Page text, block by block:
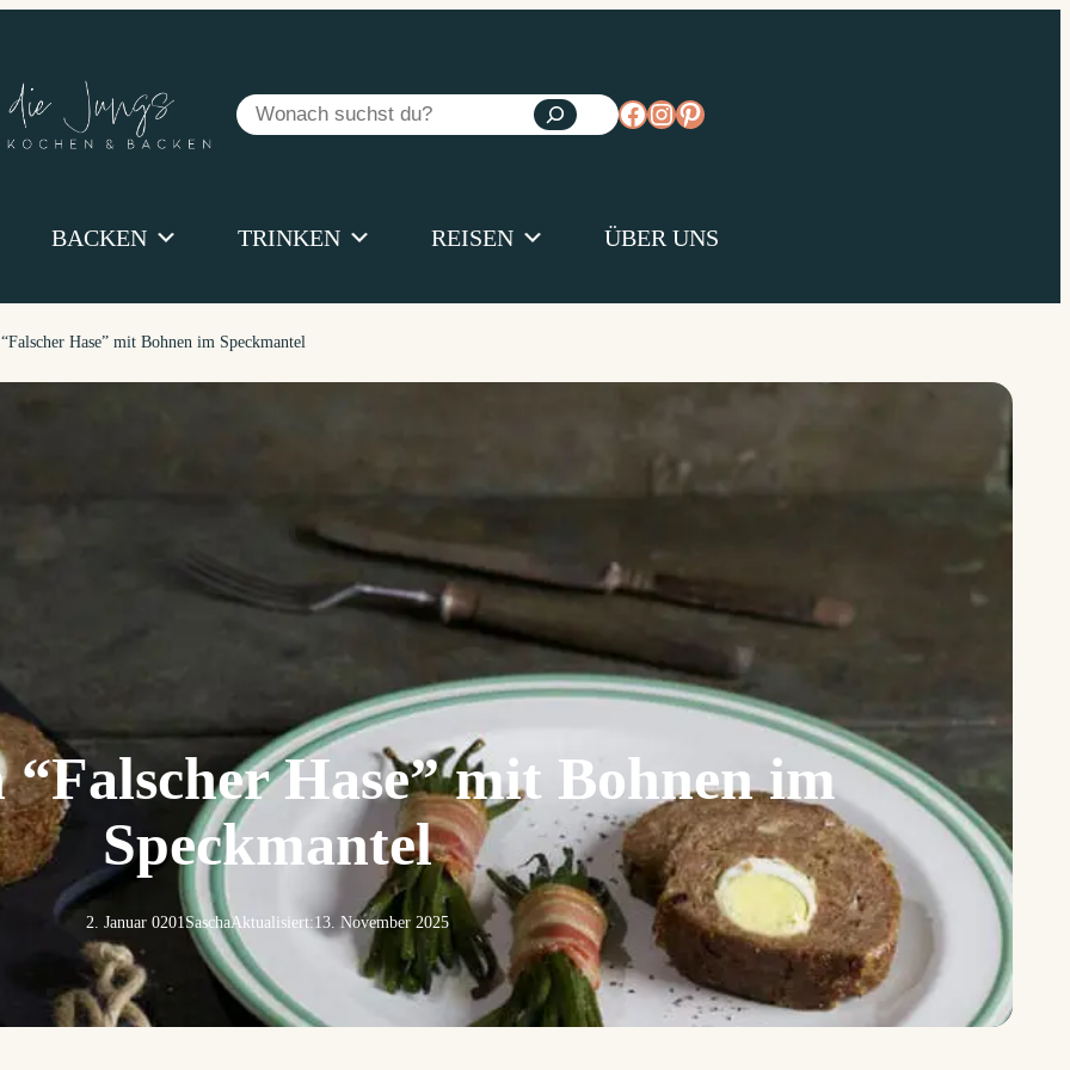
Suchen
https://www.facebook.com/
https://www.instagram.com/
https://www.pinterest.de/diejungs/
BACKEN TRINKEN REISEN ÜBER UNS
Hase” mit Bohnen im Speckmantel
Hase” mit Bohnen im
Speckmantel
2. Januar 0201SaschaAktualisiert:13. November 2025